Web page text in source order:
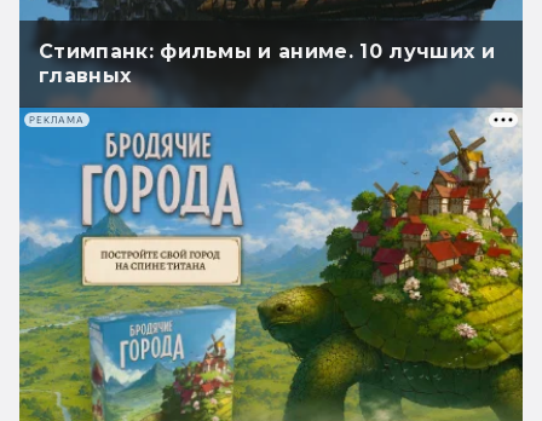
Стимпанк: фильмы и аниме. 10 лучших и
главных
РЕКЛАМА